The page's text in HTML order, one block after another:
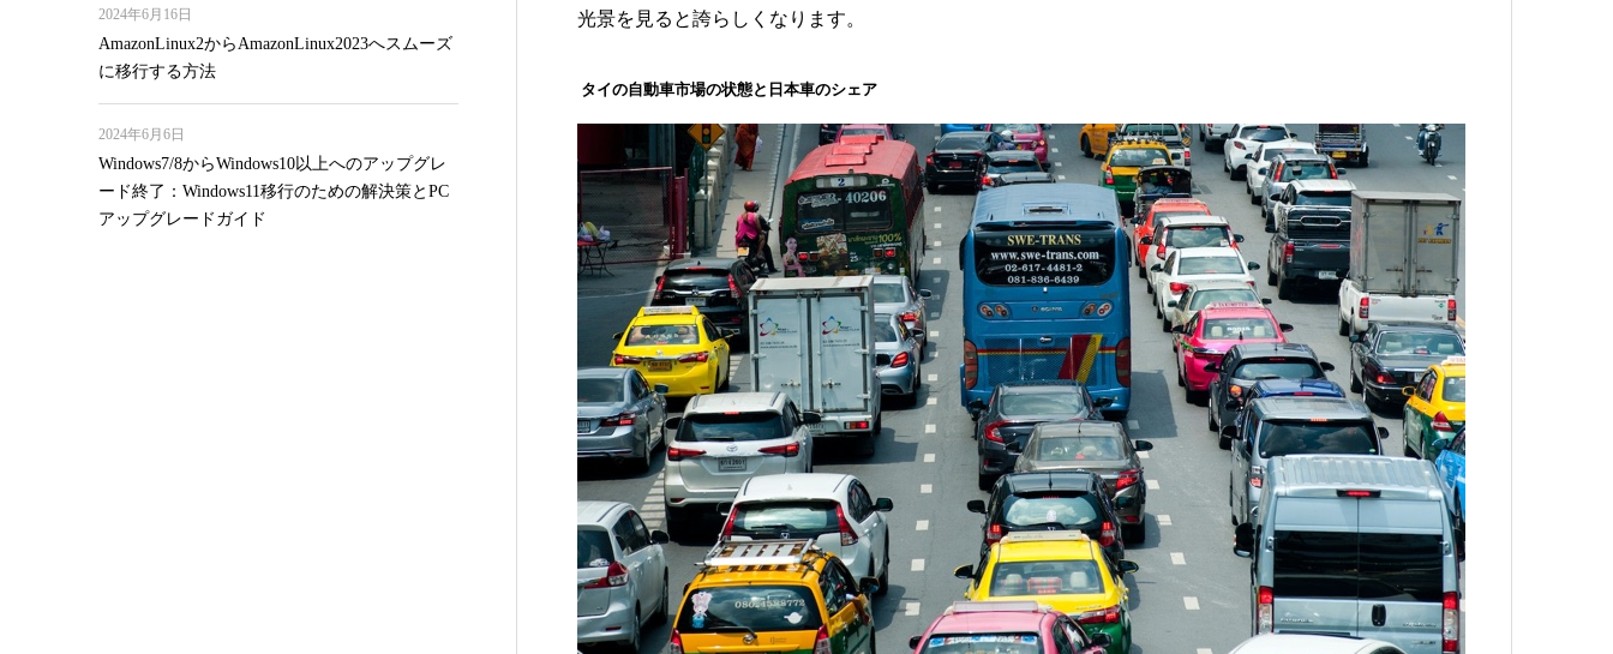
光景を見ると誇らしくなります。
タイの自動車市場の状態と日本車のシェア
AmazonLinux2からAmazonLinux2023へスムーズ
に移行する方法
2024年6月16日
Windows7/8からWindows10以上へのアップグレ
ード終了：Windows11移行のための解決策とPC
アップグレードガイド
2024年6月6日